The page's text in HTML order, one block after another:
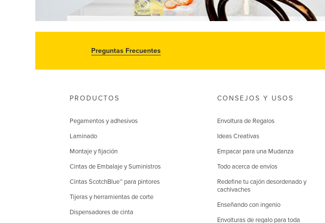
Preguntas Frecuentes
PRODUCTOS
Pegamentos y adhesivos
Laminado
Montaje y fijación
Cintas de Embalaje y Suministros
Cintas ScotchBlue™ para pintores
Tijeras y herramientas de corte
Dispensadores de cinta
CONSEJOS Y USOS
Envoltura de Regalos
Ideas Creativas
Empacar para una Mudanza
Todo acerca de envíos
Redefine tu cajón desordenado y
cachivaches
Enseñando con ingenio
Envolturas de regalo para toda